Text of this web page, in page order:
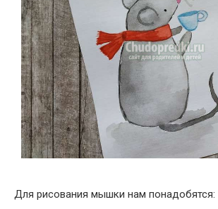
Для рисования мышки нам понадобятся: